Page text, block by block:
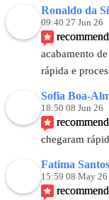
Ronaldo da
09:40 27 Jun 26
acabamento
rápida e
Sofia Boa-
18:50 08 Jun 26
chegaram
Fatima Santos
15:59 08 May 26